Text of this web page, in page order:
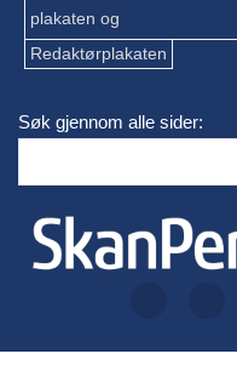
plakaten og
Redaktørplakaten
Søk gjennom alle sider: